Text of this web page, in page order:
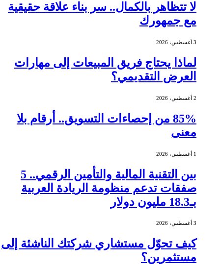
لا تتظاهر بالكمال.. سر بناء علاقة حقيقية
مع جمهورك
3 أغسطس، 2026
لماذا يحتاج فريق المبيعات إلى مهارات
العرض التقديمي؟
2 أغسطس، 2026
85% من إحصاءات التسويق.. أرقام بلا
معنى
1 أغسطس، 2026
بين التقنية المالية والتأمين الرقمي.. 5
صفقات تدعم منظومة الريادة العربية
بـ18.3 مليون دولار
3 أغسطس، 2026
كيف تحوّل مستشاري شركتك الناشئة إلى
مستثمرين؟